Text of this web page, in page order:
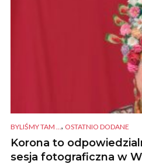
BYLIŚMY TAM ... , OSTATNIO DODANE
Korona to
sesja fotograficzna w